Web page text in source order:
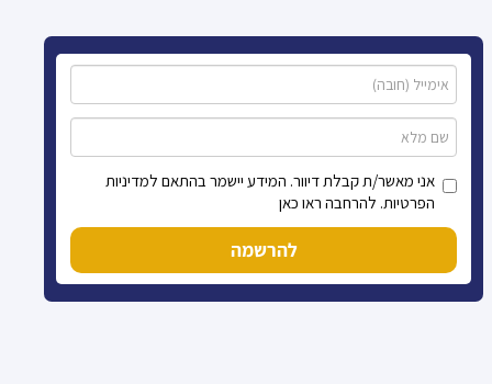
אני מאשר/ת קבלת דיוור. המידע יישמר בהתאם למדיניות
הפרטיות. להרחבה ראו כאן
להרשמה